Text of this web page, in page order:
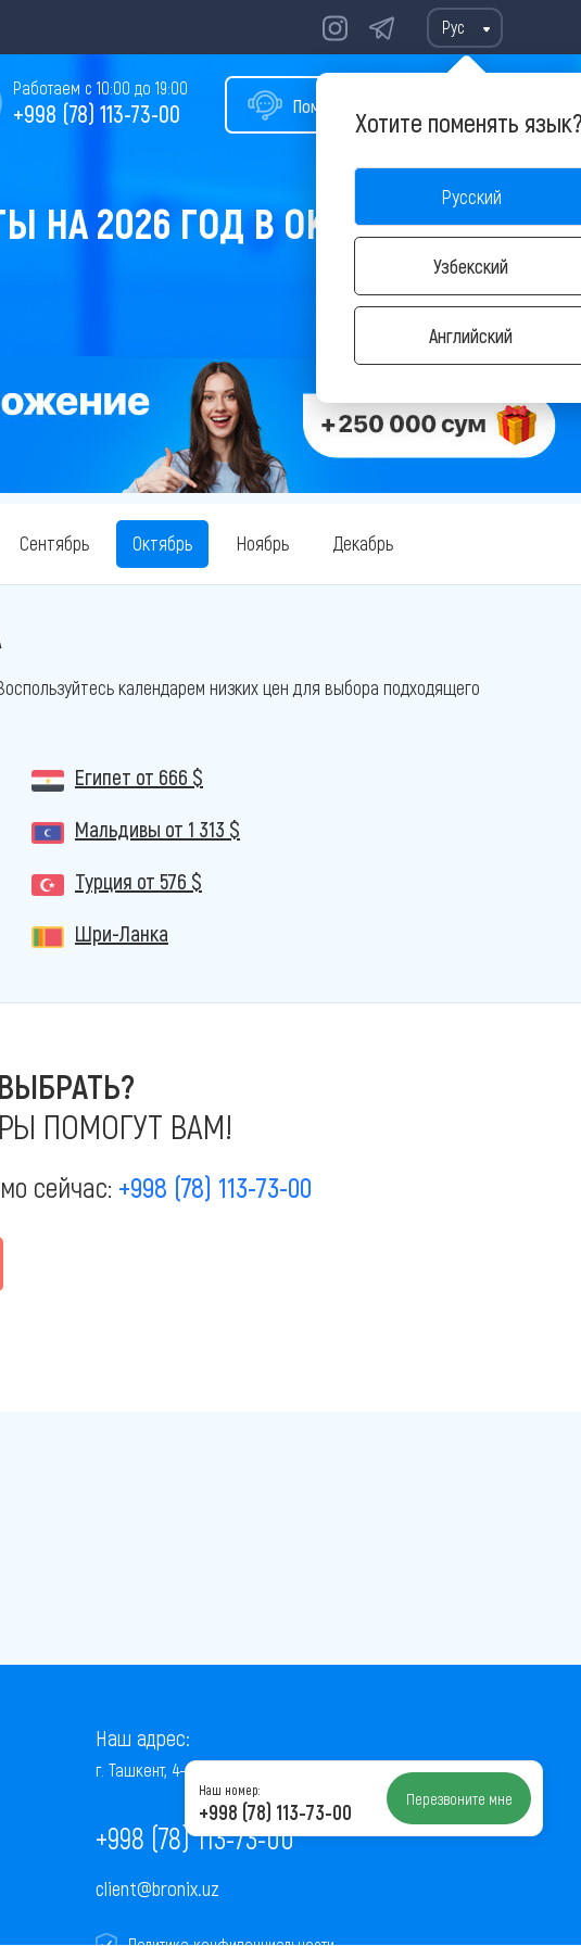
Рус
Хотите поменять
Русский
Узбекский
Английский
Помощь в подборе тура
Работаем с 10:00 до 19:00
+998 (78) 113-73-00
НА 2026 ГОД В ОКТЯБРЕ
Сентябрь Октябрь Ноябрь Декабрь
календарем низких цен для выбора подходящего
Египет от 666 $
Мальдивы от 1 313 $
Турция от 576 $
Шри-Ланка
ПОМОГУТ ВАМ!
сейчас: +998 (78) 113-73-00
Наш адрес:
г. Ташкент, 4-й проезд Ниёзбек Йули, 7
+998 (78) 113-73-00
client@bronix.uz
Наш номер:
+998 (78) 113-73-00 Перезвоните мне